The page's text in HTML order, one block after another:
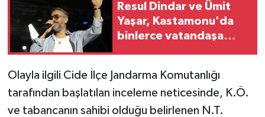
Resul Dindar ve Ümit
Yaşar, Kastamonu'da
binlerce vatandaşa
Olayla ilgili Cide İlçe Jandarma Komutanlığı
tarafından başlatılan inceleme neticesinde, K.Ö.
ve tabancanın sahibi olduğu belirlenen N.T.
ÜLKE GÜNDEMİ
YAŞAM
YEREL
Yerel Haberler